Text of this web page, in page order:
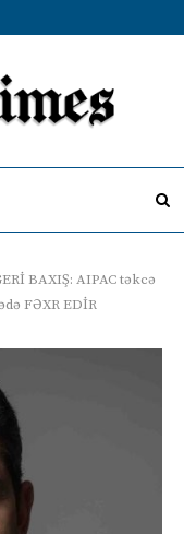
BAXIŞ: AIPAC təkcə
FƏXR EDİR